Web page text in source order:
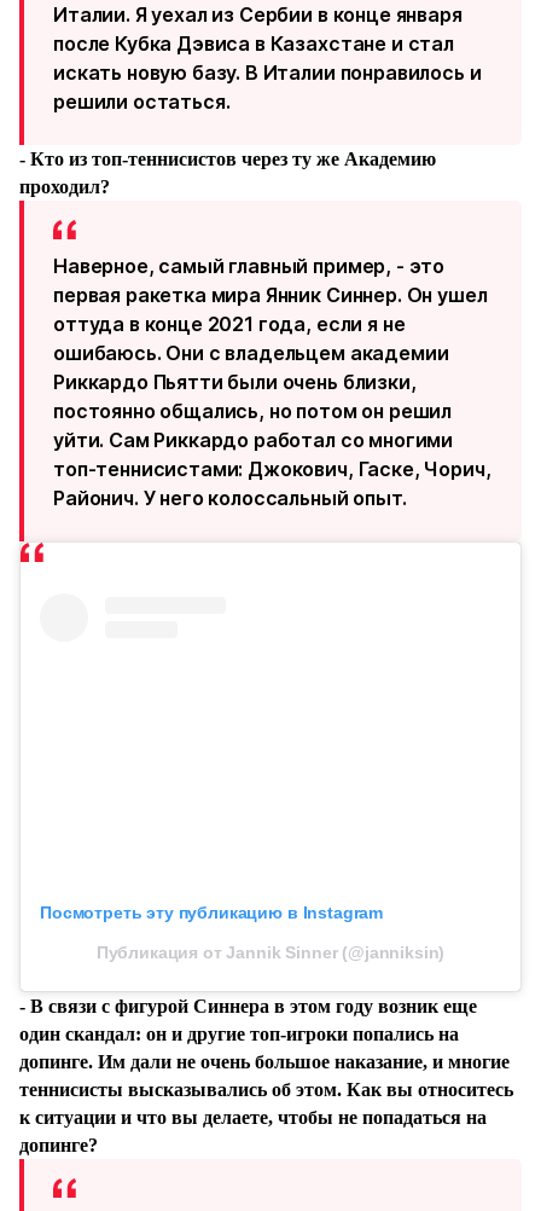
Италии. Я уехал из Сербии в конце января
после Кубка Дэвиса в Казахстане и стал
искать новую базу. В Италии понравилось и
решили остаться.
- Кто из топ-теннисистов через ту же Академию
проходил?
Наверное, самый главный пример, - это
первая ракетка мира Янник Синнер. Он ушел
оттуда в конце 2021 года, если я не
ошибаюсь. Они с владельцем академии
Риккардо Пьятти были очень близки,
постоянно общались, но потом он решил
уйти. Сам Риккардо работал со многими
топ-теннисистами: Джокович, Гаске, Чорич,
Районич. У него колоссальный опыт.
Посмотреть эту публикацию в Instagram
Публикация от Jannik Sinner (@janniksin)
- В связи с фигурой Синнера в этом году возник еще
один скандал: он и другие топ-игроки попались на
допинге. Им дали не очень большое наказание, и многие
теннисисты высказывались об этом. Как вы относитесь
к ситуации и что вы делаете, чтобы не попадаться на
допинге?